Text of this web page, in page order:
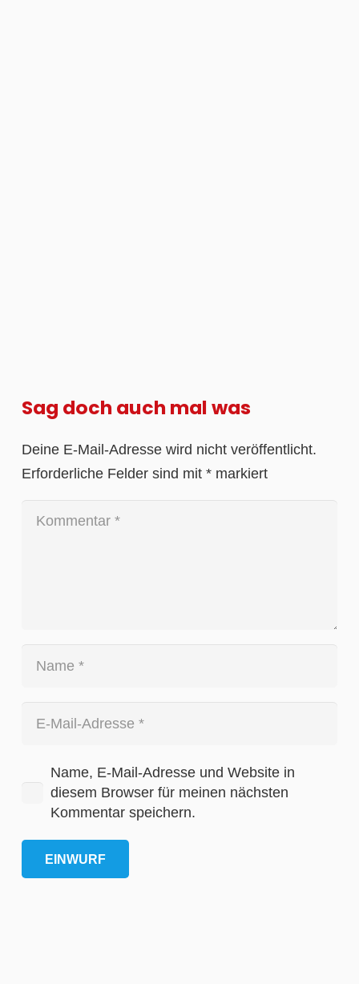
Sag doch auch mal was
Deine E-Mail-Adresse wird nicht veröffentlicht.
Erforderliche Felder sind mit * markiert
Name, E-Mail-Adresse und Website in
diesem Browser für meinen nächsten
Kommentar speichern.
EINWURF